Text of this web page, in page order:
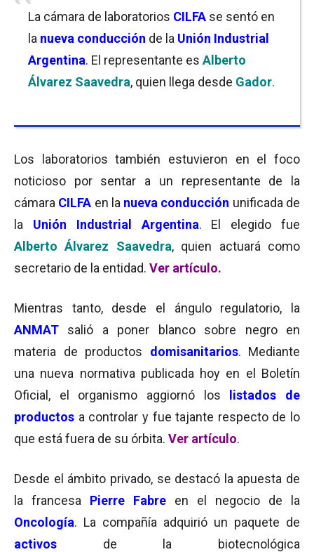
La cámara de laboratorios CILFA se sentó en
la nueva conducción de la Unión Industrial
Argentina. El representante es Alberto
Álvarez Saavedra, quien llega desde Gador.
Los laboratorios también estuvieron en el foco
noticioso por sentar a un representante de la
cámara CILFA en la nueva conducción unificada de
la Unión Industrial Argentina. El elegido fue
Alberto Álvarez Saavedra, quien actuará como
secretario de la entidad. Ver artículo.
Mientras tanto, desde el ángulo regulatorio, la
ANMAT salió a poner blanco sobre negro en
materia de productos domisanitarios. Mediante
una nueva normativa publicada hoy en el Boletín
Oficial, el organismo aggiornó los
listados de
productos a controlar y fue tajante respecto de lo
que está fuera de su órbita. Ver artículo.
Desde el ámbito privado, se destacó la apuesta de
la francesa Pierre Fabre
en el negocio de la
Oncología. La compañía adquirió un paquete de
activos
de la biotecnológica